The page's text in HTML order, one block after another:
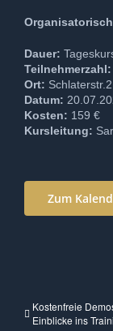
Dauer:
Teilnehmerzahl:
Ort:
Datum:
Kosten: 159 €
Kursleitung:
Zum
Kostenfreie
Einblicke ins